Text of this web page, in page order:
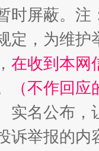
时屏蔽。
定，为维
在收到本网
（不作回应
实名公布
诉举报的